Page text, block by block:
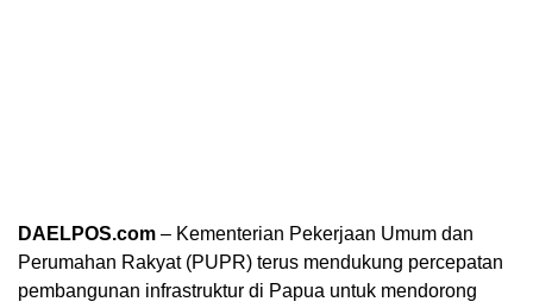
DAELPOS.com – Kementerian Pekerjaan Umum dan
Perumahan Rakyat (PUPR) terus mendukung percepatan
pembangunan infrastruktur di Papua untuk mendorong